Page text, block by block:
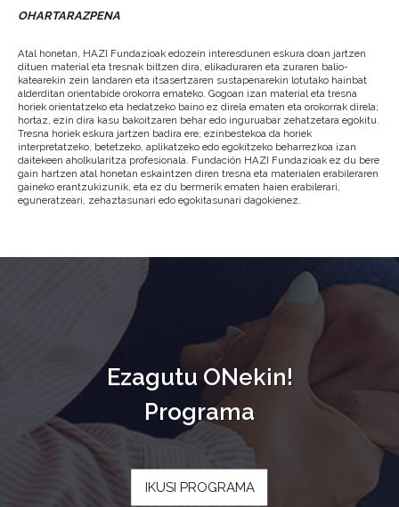
OHARTARAZPENA
Atal honetan, HAZI Fundazioak edozein interesdunen eskura doan jartzen
dituen material eta tresnak biltzen dira, elikaduraren eta zuraren balio-
katearekin zein landaren eta itsasertzaren sustapenarekin lotutako hainbat
alderditan orientabide orokorra emateko. Gogoan izan material eta tresna
horiek orientatzeko eta hedatzeko baino ez direla ematen eta orokorrak direla;
hortaz, ezin dira kasu bakoitzaren behar edo inguruabar zehatzetara egokitu.
Tresna horiek eskura jartzen badira ere, ezinbestekoa da horiek
interpretatzeko, betetzeko, aplikatzeko edo egokitzeko beharrezkoa izan
daitekeen aholkularitza profesionala. Fundación HAZI Fundazioak ez du bere
gain hartzen atal honetan eskaintzen diren tresna eta materialen erabileraren
gaineko erantzukizunik, eta ez du bermerik ematen haien erabilerari,
eguneratzeari, zehaztasunari edo egokitasunari dagokienez.
Ezagutu ONekin!
Programa
IKUSI PROGRAMA